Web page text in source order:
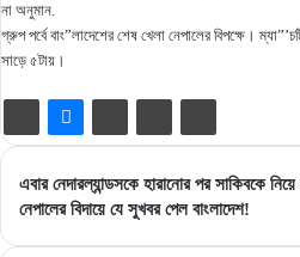
না অনুমান.
গ্রুপ পর্বে বাং”লাদেশের শেষ খেলা নেপালের বিপক্ষে।
সাড়ে ৫টায়।
এবার
নেদারল্যান্ডসকে
এবার নেদারল্যান্ডসকে হারানোর পর সাকিবকে
নেপালের
নেপালের বিদায়ে যে সুখবর পেল বাংলাদেশ!